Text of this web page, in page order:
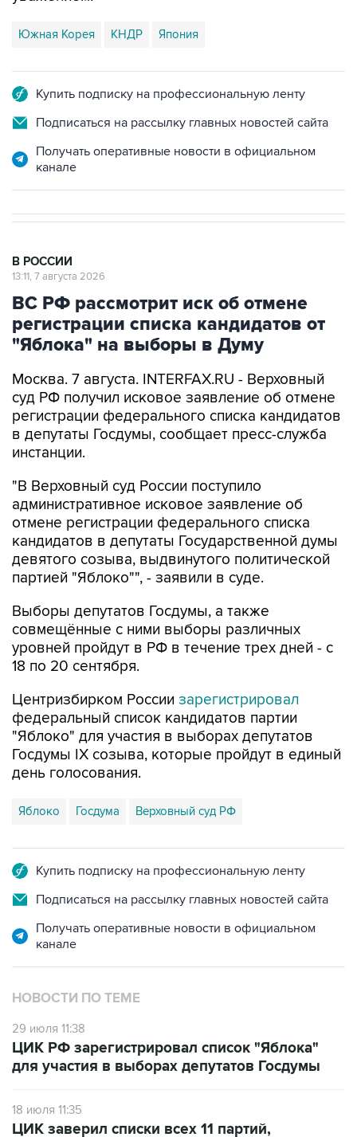
Южная Корея КНДР Япония
Купить подписку на профессиональную ленту
Подписаться на рассылку главных новостей сайта
Получать оперативные новости в официальном
канале
В РОССИИ
13:11, 7 августа 2026
ВС РФ рассмотрит иск об отмене
регистрации списка кандидатов от
"Яблока" на выборы в Думу
Москва. 7 августа. INTERFAX.RU - Верховный
суд РФ получил исковое заявление об отмене
регистрации федерального списка кандидатов
в депутаты Госдумы, сообщает пресс-служба
инстанции.
"В Верховный суд России поступило
административное исковое заявление об
отмене регистрации федерального списка
кандидатов в депутаты Государственной думы
девятого созыва, выдвинутого политической
партией "Яблоко"", - заявили в суде.
Выборы депутатов Госдумы, а также
совмещённые с ними выборы различных
уровней пройдут в РФ в течение трех дней - с
18 по 20 сентября.
Центризбирком России зарегистрировал
федеральный список кандидатов партии
"Яблоко" для участия в выборах депутатов
Госдумы IX созыва, которые пройдут в единый
день голосования.
Яблоко Госдума Верховный суд РФ
Купить подписку на профессиональную ленту
Подписаться на рассылку главных новостей сайта
Получать оперативные новости в официальном
канале
НОВОСТИ ПО ТЕМЕ
29 июля 11:38
ЦИК РФ зарегистрировал список "Яблока"
для участия в выборах депутатов Госдумы
18 июля 11:35
ЦИК заверил списки всех 11 партий,